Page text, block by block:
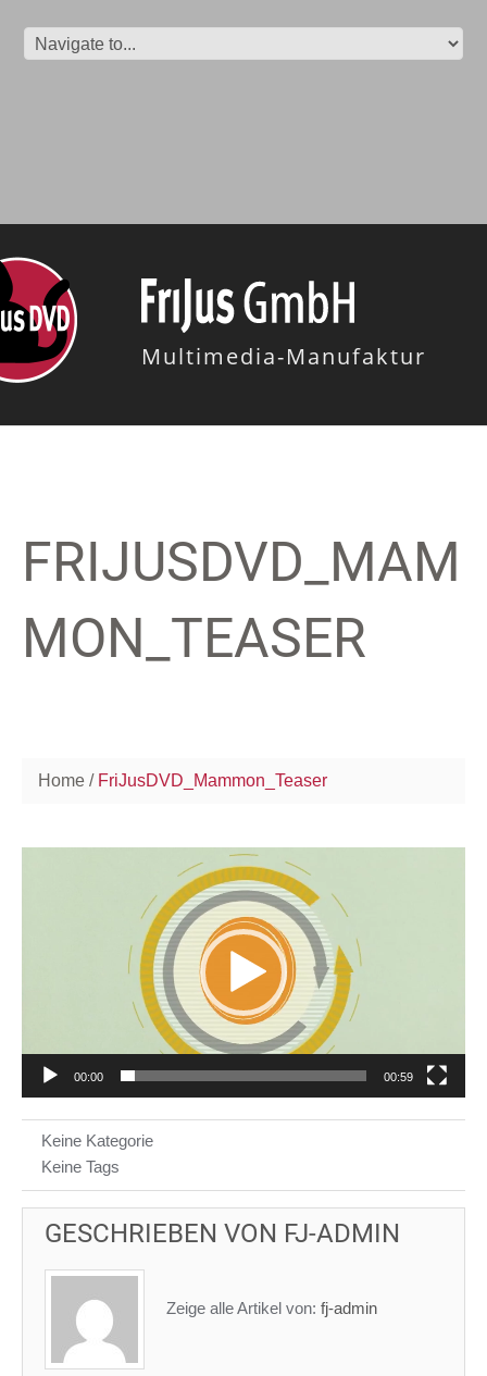
Multimedia-Manufaktur
FRIJUSDVD_MAM
MON_TEASER
Home FriJusDVD_Mammon_Teaser
00:00 00:59
Keine Kategorie
Keine Tags
GESCHRIEBEN VON FJ-ADMIN
Zeige alle Artikel von: fj-admin